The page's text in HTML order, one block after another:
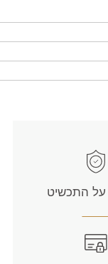
על התכשיט